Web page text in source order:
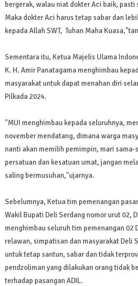
bergerak, walau niat dokter Aci baik, pasti
Maka dokter Aci harus tetap sabar dan
kepada Allah SWT, Tuhan Maha
Sementara itu, Ketua Majelis Ulama
K. H. Amir Panatagama menghimbau
masyarakat untuk dapat menahan diri
Pilkada 2024.
"MUI menghimbau kepada seluruhnya,
november mendatang, dimana warga
nanti akan memilih pemimpin, mari sama-
persatuan dan kesatuan umat, jangan
saling bermusuhan,"ujarnya.
Sebelumnya, Ketua tim pemenangan
Wakil Bupati Deli Serdang nomor urut 02,
menghimbau seluruh tim pemenangan 02
relawan, simpatisan dan masyarakat Deli
untuk tetap santun, sabar dan tidak
pendzoliman yang dilakukan orang tidak
terhadap pasangan ADIL.